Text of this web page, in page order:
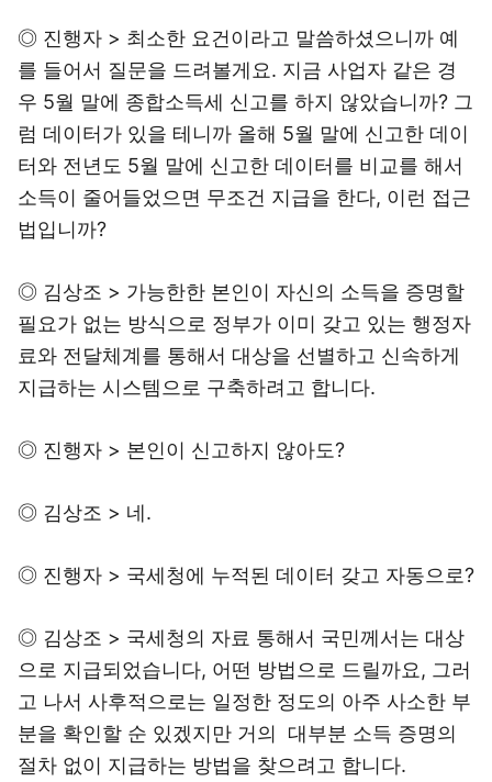
◎ 진행자 > 최소한 요건이라고 말씀하셨으니까 예
를 들어서 질문을 드려볼게요. 지금 사업자 같은 경
우 5월 말에 종합소득세 신고를 하지 않았습니까? 그
럼 데이터가 있을 테니까 올해 5월 말에 신고한 데이
터와 전년도 5월 말에 신고한 데이터를 비교를 해서
소득이 줄어들었으면 무조건 지급을 한다, 이런 접근
법입니까?
◎ 김상조 > 가능한한 본인이 자신의 소득을 증명할
필요가 없는 방식으로 정부가 이미 갖고 있는 행정자
료와 전달체계를 통해서 대상을 선별하고 신속하게
지급하는 시스템으로 구축하려고 합니다.
◎ 진행자 > 본인이 신고하지 않아도?
◎ 김상조 > 네.
◎ 진행자 > 국세청에 누적된 데이터 갖고 자동으로?
◎ 김상조 > 국세청의 자료 통해서 국민께서는 대상
으로 지급되었습니다, 어떤 방법으로 드릴까요, 그러
고 나서 사후적으로는 일정한 정도의 아주 사소한 부
분을 확인할 순 있겠지만 거의 대부분 소득 증명의
절차 없이 지급하는 방법을 찾으려고 합니다.